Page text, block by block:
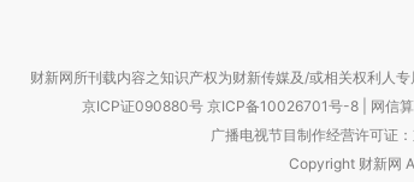
财新网所刊载内容之知识产权为财新传媒及/或相关权利人
京ICP证090880号 京ICP备10026701号-8 网信
广播电视节目制作经营许可证
Copyright 财新网